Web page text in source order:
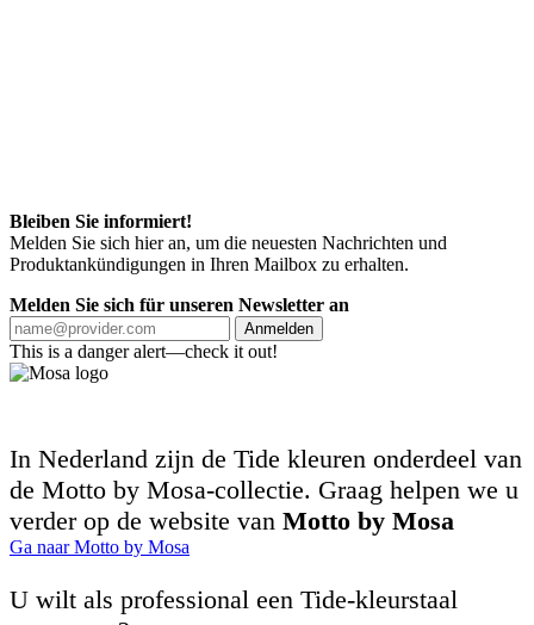
Bleiben Sie informiert!
Melden Sie sich hier an, um die neuesten Nachrichten und
Produktankündigungen in Ihren Mailbox zu erhalten.
Melden Sie sich für unseren Newsletter an
Anmelden
This is a danger alert—check it out!
In Nederland zijn de Tide kleuren onderdeel van
de Motto by Mosa-collectie. Graag helpen we u
verder op de website van Motto by Mosa
Ga naar Motto by Mosa
U wilt als professional een Tide-kleurstaal